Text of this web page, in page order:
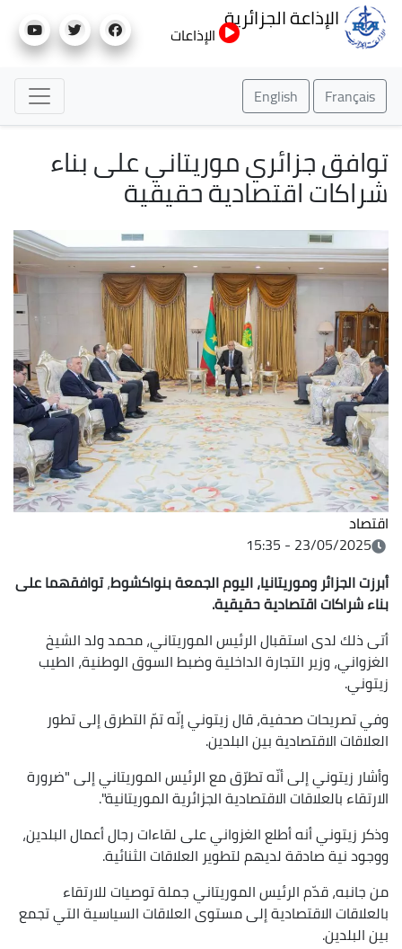
إلى
الإذاعة الجزائرية
الإذاعات
Français
English
توافق جزائري موريتاني على بناء
شراكات اقتصادية حقيقية
اقتصاد
23/05/2025 - 15:35
أبرزت الجزائر وموريتانيا، اليوم الجمعة بنواكشوط،توافقهما على
بناء شراكات اقتصادية حقيقية.
أتى ذلك لدى استقبال الرئيس الموريتاني، محمد ولد الشيخ
الغزواني، وزير التجارة الداخلية وضبط السوق الوطنية، الطيب
زيتوني.
وفي تصريحات صحفية، قال زيتوني إنّه تمّ التطرق إلى تطور
العلاقات الاقتصادية بين البلدين.
وأشار زيتوني إلى أنّه تطرّق مع الرئيس الموريتاني إلى "ضرورة
الارتقاء بالعلاقات الاقتصادية الجزائرية الموريتانية".
وذكر زيتوني أنه أطلع الغزواني على لقاءات رجال أعمال البلدين،
ووجود نية صادقة لديهم لتطوير العلاقات الثنائية.
من جانبه، قدّم الرئيس الموريتاني جملة توصيات للارتقاء
بالعلاقات الاقتصادية إلى مستوى العلاقات السياسية التي تجمع
بين البلدين.